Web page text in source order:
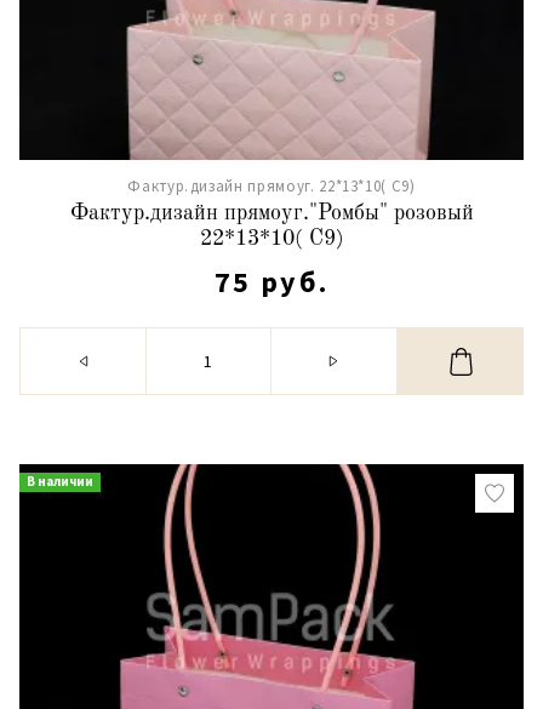
Фактур.дизайн прямоуг. 22*13*10( С9)
Фактур.дизайн прямоуг."Ромбы" розовый
22*13*10( С9)
75 руб.
В наличии